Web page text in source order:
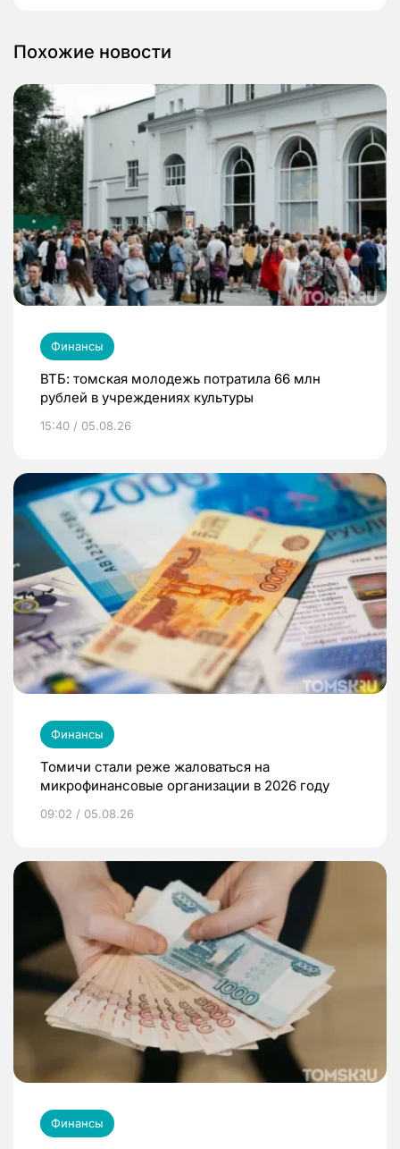
Похожие новости
Финансы
ВТБ: томская молодежь потратила 66 млн
рублей в учреждениях культуры
15:40 / 05.08.26
Финансы
Томичи стали реже жаловаться на
микрофинансовые организации в 2026 году
09:02 / 05.08.26
Финансы